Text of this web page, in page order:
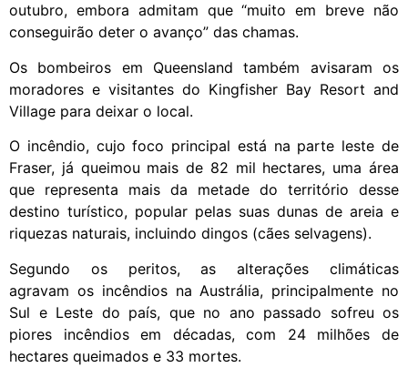
outubro, embora admitam que “muito em breve não
conseguirão deter o avanço” das chamas.
Os bombeiros em Queensland também avisaram os
moradores e visitantes do Kingfisher Bay Resort and
Village para deixar o local.
O incêndio, cujo foco principal está na parte leste de
Fraser, já queimou mais de 82 mil hectares, uma área
que representa mais da metade do território desse
destino turístico, popular pelas suas dunas de areia e
riquezas naturais, incluindo dingos (cães selvagens).
Segundo os peritos, as alterações climáticas
agravam os incêndios na Austrália, principalmente no
Sul e Leste do país, que no ano passado sofreu os
piores incêndios em décadas, com 24 milhões de
hectares queimados e 33 mortes.